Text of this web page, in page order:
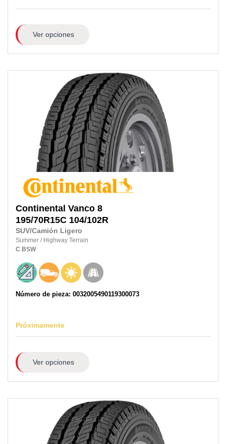
Ver opciones
Continental Vanco 8
195/70R15C 104/102R
SUV/Camión Ligero
Summer / Highway Terrain
C BSW
Número de pieza: 0032005490119300073
Próximamente
Ver opciones